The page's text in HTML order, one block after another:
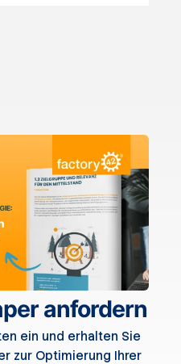
anfordern
ein und erhalten Sie
zur Optimierung Ihrer